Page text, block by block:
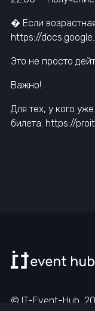
� Если
https://
Это не просто
Важно!
Для тех, у кого
билета. https://
© IT-Event-Hub,